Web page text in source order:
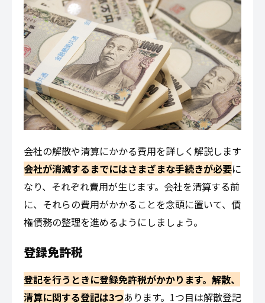
会社の解散や清算にかかる費用を詳しく解説します
会社が消滅するまでにはさまざまな手続きが必要に
なり、それぞれ費用が生じます。会社を清算する前
に、それらの費用がかかることを念頭に置いて、債
権債務の整理を進めるようにしましょう。
登録免許税
登記を行うときに登録免許税がかかります。解散、
清算に関する登記は3つあります。1つ目は解散登記